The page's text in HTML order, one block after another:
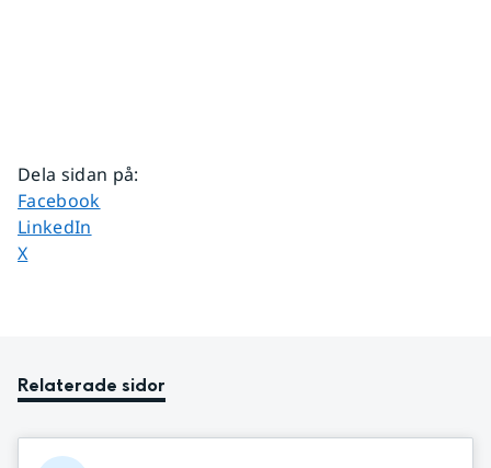
Dela sidan på:
Dela sidan på
Facebook
Dela sidan på
LinkedIn
Dela sidan på
X
Relaterade sidor